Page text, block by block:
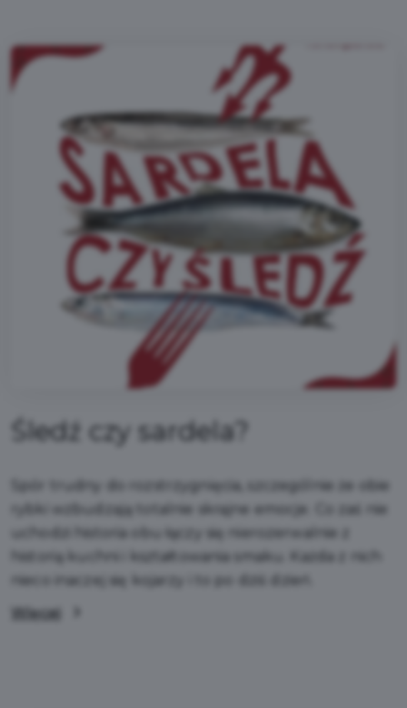
Śledź czy sardela?
Spór trudny do rozstrzygnięcia, szczególnie że obie
rybki wzbudzają totalnie skrajne emocje. Co zaś nie
uchodzi historia obu łączy się nierozerwalnie z
historią kuchni i kształtowania smaku. Każda z nich
nieco inaczej się kojarzy i to po dziś dzień.
Więcej